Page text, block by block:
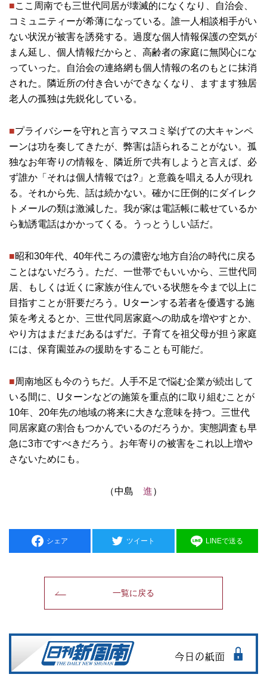
■ここ周南でも三世代同居が壊滅的になくなり、自治会、
コミュニティーが希薄になっている。誰一人相談相手がい
ない状況が被害を誘発する。過度な個人情報保護の空気が
まん延し、個人情報だからと、高齢者の家庭に無関心にな
っていった。自治会の連絡網も個人情報の名のもとに抹消
された。隣近所の付き合いができなくなり、ますます独居
老人の孤独は先鋭化している。
■プライバシーを守れと言うマスコミ挙げての大キャンペ
ーンは功を奏してきたが、弊害は語られることがない。孤
独なお年寄りの情報を、隣近所で共有しようと言えば、必
ず誰か「それは個人情報では?」と意義を唱える人が現れ
る。それから先、話は続かない。確かに圧倒的にダイレク
トメールの類は激減した。我が家は電話帳に載せているか
ら勧誘電話はかかってくる。うっとうしい話だ。
■昭和30年代、40年代ころの濃密な地方自治の時代に戻る
ことはないだろう。ただ、一世帯でもいいから、三世代同
居、もしくは近くに家族が住んでいる状態を今まで以上に
目指すことが肝要だろう。Uターンする若者を優遇する施
策を考えるとか、三世代同居家庭への助成を増やすとか、
やり方はまだまだあるはずだ。子育てを祖父母が担う家庭
には、保育園並みの援助をすることも可能だ。
■周南地区も今のうちだ。人手不足で悩む企業が続出して
いる間に、Uターンなどの施策を重点的に取り組むことが
10年、20年先の地域の将来に大きな意味を持つ。三世代
同居家庭の割合もつかんでいるのだろうか。実態調査も早
急に3市ですべきだろう。お年寄りの被害をこれ以上増や
さないためにも。
（中島 進）
シェア ツイート LINEで送る
一覧に戻る